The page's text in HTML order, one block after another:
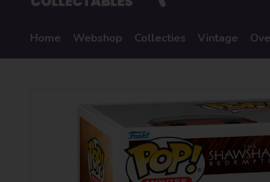
Home Webshop Collecties Vintage